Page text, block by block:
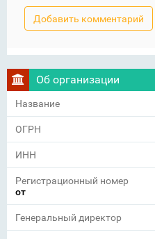
Об организации
Название
ОГРН
ИНН
Регистрационный номер
от
Генеральный директор